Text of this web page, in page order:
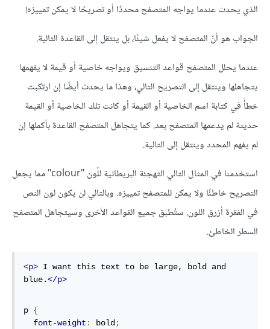
الذي يحدث عندما يواجه المتصفح محددًا أو تصريحًا لا يمكن تمييزه!
الجواب هو أنّ المتصفح لا يفعل شيئًا، بل ينتقل إلى القاعدة التالية.
عندما يحلل المتصفح قواعد التنسيق ويواجه خاصية أو قيمة لا يفهمها
يتجاهلها وينتقل إلى التصريح التالي، وهذا ما يحدث أيضًا إن ارتكبت
خطأً في كتابة اسم الخاصية أو القيمة أو كانت تلك الخاصية أو القيمة
حديثة لم يدعمها المتصفح بعد. كما يتجاهل المتصفح القاعدة بأكملها إن
لم يفهم المحدد وينتقل إلى التالية.
استخدمنا في المثال التالي التهجئة البريطانية للّون "colour" مما يجعل
التصريح خاطئًا ولا يمكن للمتصفح تمييزه. وبالتالي لن يكون لون النص
في الفقرة أزرق اللون. ستُطبق جميع القواعد الأخرى وسيتجاهل المتصفح
السطر الخاطئ.
<p> I want this text to be large, bold and
blue.</p>
p {
font-weight : bold;